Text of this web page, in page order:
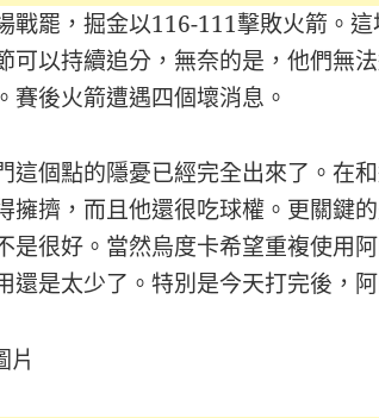
戰罷，掘金以116-111擊敗火箭。
可以持續追分，無奈的是，他們無
賽後火箭遭遇四個壞消息。
這個點的隱憂已經完全出來了。在
擁擠，而且他還很吃球權。更關鍵
是很好。當然烏度卡希望重複使用
還是太少了。特別是今天打完後，